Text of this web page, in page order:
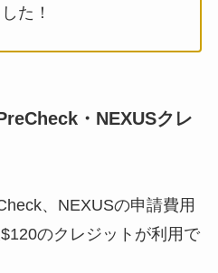
た！
・NEXUSクレ
、NEXUSの申請費用
のクレジットが利用で